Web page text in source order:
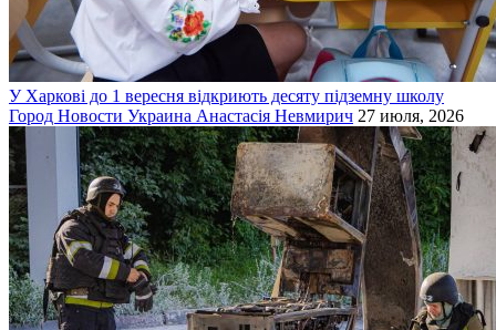
У Харкові до 1 вересня відкриють десяту підземну школу
Город Новости Украина Анастасія Невмирич 27 июля, 2026